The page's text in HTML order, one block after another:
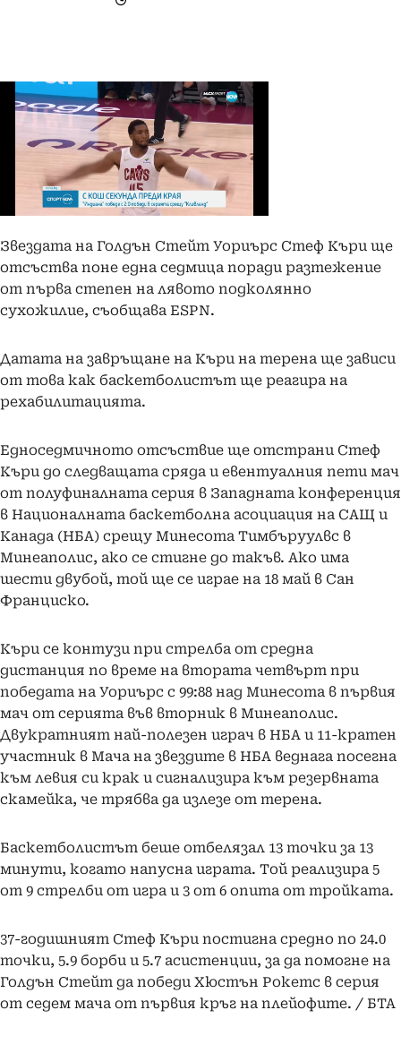
Звездата на Голдън Стейт Уориърс Стеф Къри ще
отсъства поне една седмица поради разтежение
от първа степен на лявото подколянно
сухожилие, съобщава ESPN.
Датата на завръщане на Къри на терена ще зависи
от това как баскетболистът ще реагира на
рехабилитацията.
Едноседмичното отсъствие ще отстрани Стеф
Къри до следващата сряда и евентуалния пети мач
от полуфиналната серия в Западната конференция
в Националната баскетболна асоциация на САЩ и
Канада (НБА) срещу Минесота Тимбъруулвс в
Минеаполис, ако се стигне до такъв. Ако има
шести двубой, той ще се играе на 18 май в Сан
Франциско.
Къри се контузи при стрелба от средна
дистанция по време на втората четвърт при
победата на Уориърс с 99:88 над Минесота в първия
мач от серията във вторник в Минеаполис.
Двукратният най-полезен играч в НБА и 11-кратен
участник в Мача на звездите в НБА веднага посегна
към левия си крак и сигнализира към резервната
скамейка, че трябва да излезе от терена.
Баскетболистът беше отбелязал 13 точки за 13
минути, когато напусна играта. Той реализира 5
от 9 стрелби от игра и 3 от 6 опита от тройката.
37-годишният Стеф Къри постигна средно по 24.0
точки, 5.9 борби и 5.7 асистенции, за да помогне на
Голдън Стейт да победи Хюстън Рокетс в серия
от седем мача от първия кръг на плейофите. / БТА